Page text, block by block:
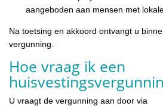
aangeboden aan mensen met
Na toetsing en akkoord ontvangt u
vergunning.
Hoe vraag ik een
U vraagt de vergunning aan door via